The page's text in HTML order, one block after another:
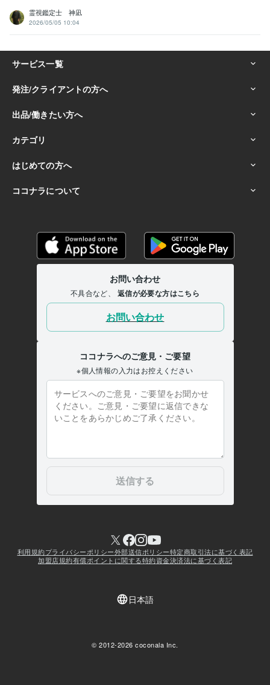
霊視鑑定士 神凪
2026/05/05 10:04